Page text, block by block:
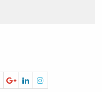
!
Google
Plus
LinkedInInstagram